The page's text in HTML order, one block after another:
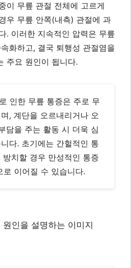
이 무릎 관절 전체에 고르게
우 무릎 안쪽(내측) 관절에 과
. 이러한 지속적인 압력은 무릎
화하고, 결국 퇴행성 관절염을
주요 원인이 됩니다.
인한 무릎 통증은 주로 무
, 계단을 오르내리거나 오
담을 주는 활동 시 더욱 심
다. 초기에는 간헐적인 통
치할 경우 만성적인 통증
로 이어질 수 있습니다.